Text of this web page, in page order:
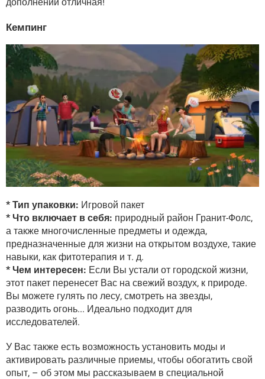
Кемпинг
* Тип упаковки: Игровой пакет
* Что включает в себя: природный район Гранит-Фолс,
а также многочисленные предметы и одежда,
предназначенные для жизни на открытом воздухе, такие
навыки, как фитотерапия и т. д.
* Чем интересен: Если Вы устали от городской жизни,
этот пакет перенесет Вас на свежий воздух, к природе.
Вы можете гулять по лесу, смотреть на звезды,
разводить огонь... Идеально подходит для
исследователей.
У Вас также есть возможность установить моды и
активировать различные приемы, чтобы обогатить свой
опыт, – об этом мы рассказываем в специальной